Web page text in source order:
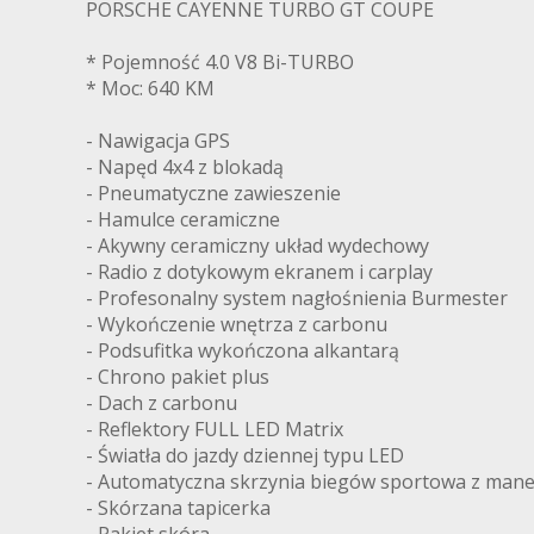
PORSCHE CAYENNE TURBO GT COUPE
* Pojemność 4.0 V8 Bi-TURBO
* Moc: 640 KM
- Nawigacja GPS
- Napęd 4x4 z blokadą
- Pneumatyczne zawieszenie
- Hamulce ceramiczne
- Akywny ceramiczny układ wydechowy
- Radio z dotykowym ekranem i carplay
- Profesonalny system nagłośnienia Burmester
- Wykończenie wnętrza z carbonu
- Podsufitka wykończona alkantarą
- Chrono pakiet plus
- Dach z carbonu
- Reflektory FULL LED Matrix
- Światła do jazdy dziennej typu LED
- Automatyczna skrzynia biegów sportowa z
- Skórzana tapicerka